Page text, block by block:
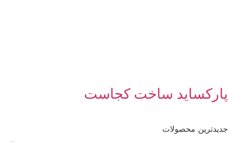
پارکساید ساخت کجاست
جدیدترین محصولات